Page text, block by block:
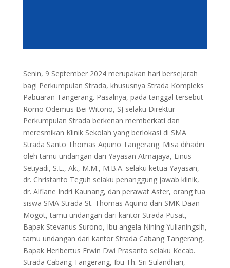
Senin, 9 September 2024 merupakan hari bersejarah
bagi Perkumpulan Strada, khususnya Strada Kompleks
Pabuaran Tangerang. Pasalnya, pada tanggal tersebut
Romo Odemus Bei Witono, SJ selaku Direktur
Perkumpulan Strada berkenan memberkati dan
meresmikan Klinik Sekolah yang berlokasi di SMA
Strada Santo Thomas Aquino Tangerang. Misa dihadiri
oleh tamu undangan dari Yayasan Atmajaya, Linus
Setiyadi, S.E., Ak., M.M., M.B.A. selaku ketua Yayasan,
dr. Christanto Teguh selaku penanggung jawab klinik,
dr. Alfiane Indri Kaunang, dan perawat Aster, orang tua
siswa SMA Strada St. Thomas Aquino dan SMK Daan
Mogot, tamu undangan dari kantor Strada Pusat,
Bapak Stevanus Surono, Ibu angela Nining Yulianingsih,
tamu undangan dari kantor Strada Cabang Tangerang,
Bapak Heribertus Erwin Dwi Prasanto selaku Kecab.
Strada Cabang Tangerang, Ibu Th. Sri Sulandhari,